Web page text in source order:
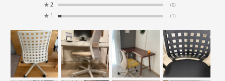
★ 2 (0)
★ 1 (1)